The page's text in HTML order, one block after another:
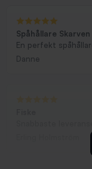
Spåhållare Skarven
En perfekt
Danne